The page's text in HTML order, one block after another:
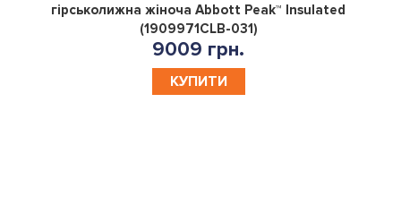
гірськолижна жіноча Abbott Peak™ Insulated
(1909971CLB-031)
9009 грн.
КУПИТИ